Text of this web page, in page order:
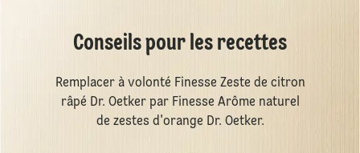
Conseils pour les recettes
Remplacer à volonté Finesse Zeste de citron
râpé Dr. Oetker par Finesse Arôme naturel
de zestes d'orange Dr. Oetker.